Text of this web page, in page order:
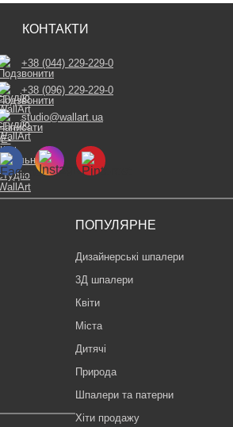
ПОПУЛЯРНЕ
Дизайнерські шпалери
3Д шпалери
Квіти
Міста
Дитячі
Природа
Шпалери та патерни
Хіти продажу
КОНТАКТИ
+38 (044) 229-229-0
+38 (096) 229-229-0
studio@wallart.ua